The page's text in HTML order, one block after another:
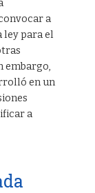
a
ley para el
embargo,
en un
a